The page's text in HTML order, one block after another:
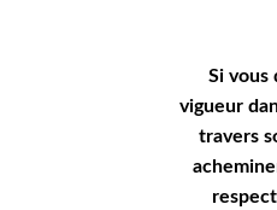
Si vous
vigueur
travers